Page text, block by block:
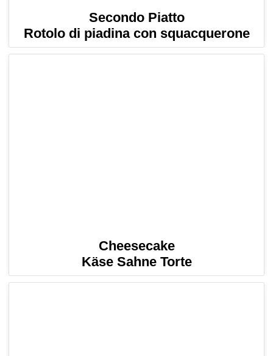
Secondo Piatto
Rotolo di piadina con squacquerone
Cheesecake
Käse Sahne Torte